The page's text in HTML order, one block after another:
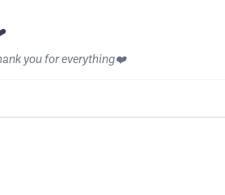
you for everything❤️